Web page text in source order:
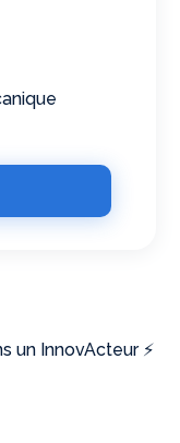
un InnovActeur ⚡️